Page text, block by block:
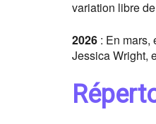
variation libre de
2026 : En mars,
Jessica Wright,